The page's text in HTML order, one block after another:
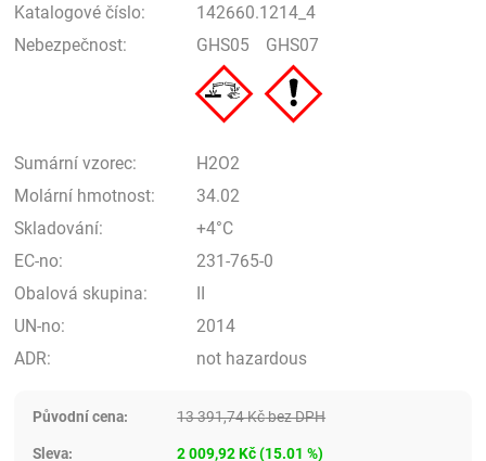
Katalogové číslo:
142660.1214_4
Nebezpečnost:
GHS05 GHS07
Sumární vzorec:
H2O2
Molární hmotnost:
34.02
Skladování:
+4°C
EC-no:
231-765-0
Obalová skupina:
II
UN-no:
2014
ADR:
not hazardous
Původní cena: 13 391,74Kčbez DPH
Sleva: 2 009,92Kč(15.01 %)